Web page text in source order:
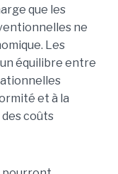
que les
ne
Les
équilibre entre
et à la
coûts